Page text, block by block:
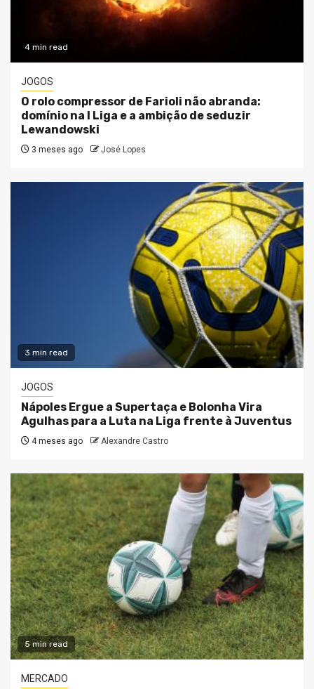
4 min read
JOGOS
O rolo compressor de Farioli não abranda:
domínio na I Liga e a ambição de seduzir
Lewandowski
3 meses ago José Lopes
3 min read
JOGOS
Nápoles Ergue a Supertaça e Bolonha Vira
Agulhas para a Luta na Liga frente à Juventus
4 meses ago Alexandre Castro
5 min read
MERCADO